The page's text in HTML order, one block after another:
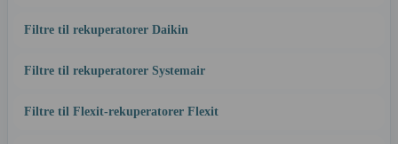
Filtre til rekuperatorer Daikin
Filtre til rekuperatorer Systemair
Filtre til Flexit-rekuperatorer Flexit